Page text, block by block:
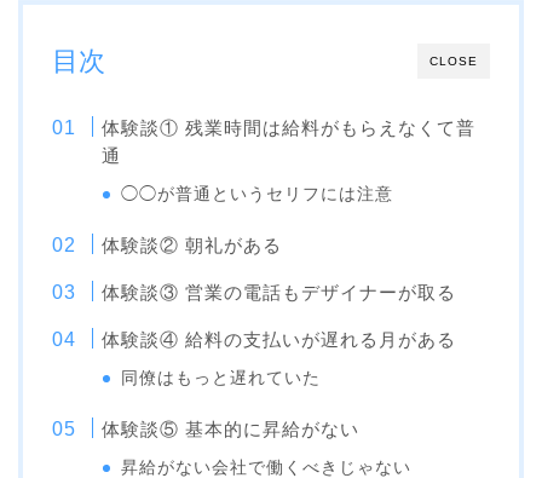
CLOSE
目次
体験談① 残業時間は給料がもらえなくて普
通
◯◯が普通というセリフには注意
体験談② 朝礼がある
体験談③ 営業の電話もデザイナーが取る
体験談④ 給料の支払いが遅れる月がある
同僚はもっと遅れていた
体験談⑤ 基本的に昇給がない
昇給がない会社で働くべきじゃない